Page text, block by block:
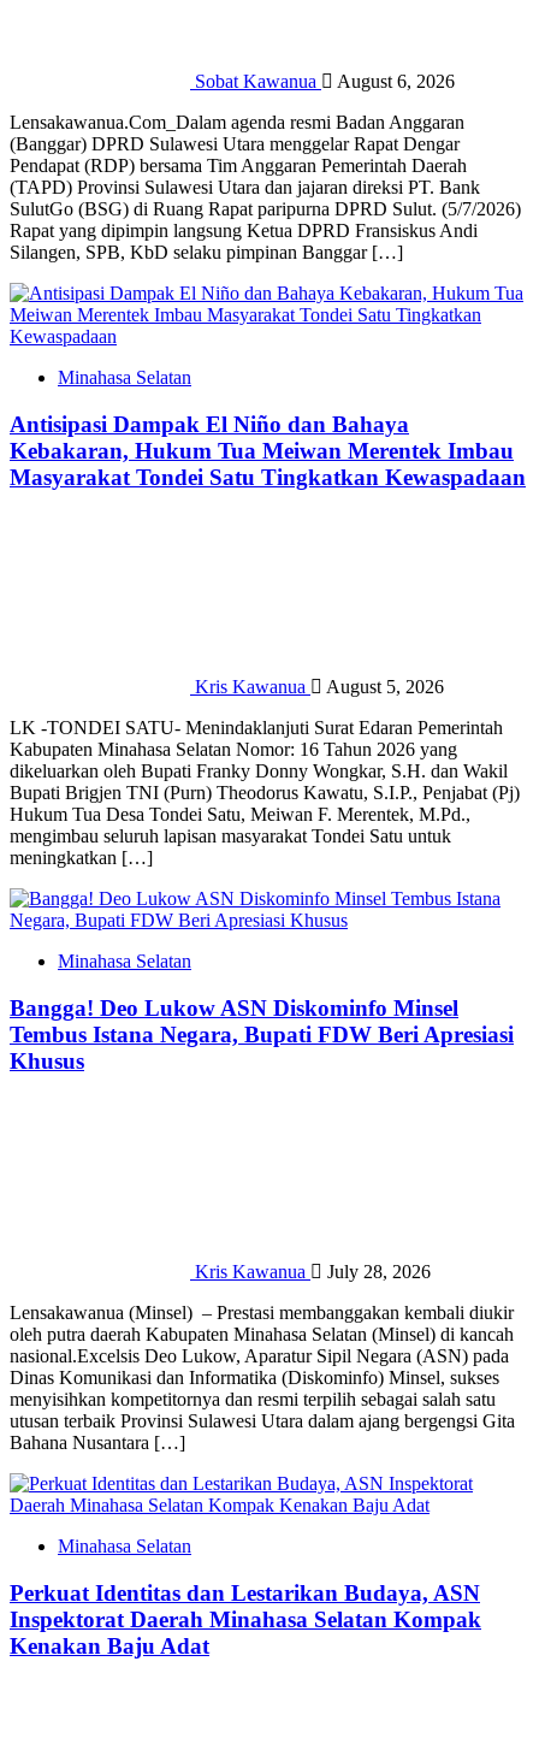
Sobat Kawanua
August 6, 2026
Lensakawanua.Com_Dalam agenda resmi Badan Anggaran
(Banggar) DPRD Sulawesi Utara menggelar Rapat Dengar
Pendapat (RDP) bersama Tim Anggaran Pemerintah Daerah
(TAPD) Provinsi Sulawesi Utara dan jajaran direksi PT. Bank
SulutGo (BSG) di Ruang Rapat paripurna DPRD Sulut. (5/7/2026)​
Rapat yang dipimpin langsung Ketua DPRD Fransiskus Andi
Silangen, SPB, KbD selaku pimpinan Banggar […]
Minahasa Selatan
Antisipasi Dampak El Niño dan Bahaya
Kebakaran, Hukum Tua Meiwan Merentek Imbau
Masyarakat Tondei Satu Tingkatkan Kewaspadaan
Kris Kawanua
August 5, 2026
LK -TONDEI SATU- Menindaklanjuti Surat Edaran Pemerintah
Kabupaten Minahasa Selatan Nomor: 16 Tahun 2026 yang
dikeluarkan oleh Bupati Franky Donny Wongkar, S.H. dan Wakil
Bupati Brigjen TNI (Purn) Theodorus Kawatu, S.I.P., Penjabat (Pj)
Hukum Tua Desa Tondei Satu, Meiwan F. Merentek, M.Pd.,
mengimbau seluruh lapisan masyarakat Tondei Satu untuk
meningkatkan […]
Minahasa Selatan
Bangga! Deo Lukow ASN Diskominfo Minsel
Tembus Istana Negara, Bupati FDW Beri Apresiasi
Khusus‎
Kris Kawanua
July 28, 2026
‎‎​Lensakawanua (Minsel) – Prestasi membanggakan kembali diukir
oleh putra daerah Kabupaten Minahasa Selatan (Minsel) di kancah
nasional.‎‎Excelsis Deo Lukow, Aparatur Sipil Negara (ASN) pada
Dinas Komunikasi dan Informatika (Diskominfo) Minsel, sukses
menyisihkan kompetitornya dan resmi terpilih sebagai salah satu
utusan terbaik Provinsi Sulawesi Utara dalam ajang bergengsi Gita
Bahana Nusantara […]
Minahasa Selatan
Perkuat Identitas dan Lestarikan Budaya, ASN
Inspektorat Daerah Minahasa Selatan Kompak
Kenakan Baju Adat